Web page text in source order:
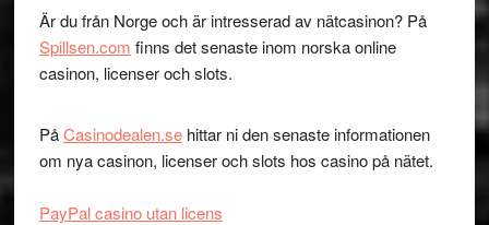
Är du från Norge och är intresserad av nätcasinon? På
Spillsen.com finns det senaste inom norska online
casinon, licenser och slots.
PåCasinodealen.sehittar ni den senaste informationen
om nya casinon, licenser och slots hos casino på nätet.
PayPal casino utan licens